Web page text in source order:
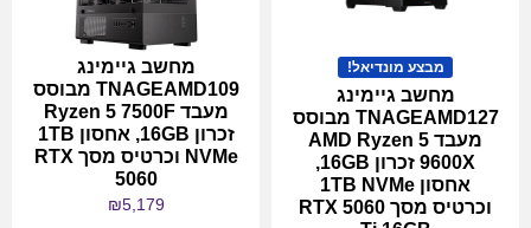
מבצע מונדיאל!
מחשב גיימינג
TNAGEAMD127 מבוסס
מעבד AMD Ryzen 5
9600X זכרון 16GB,
אחסון 1TB NVMe
וכרטיס מסך RTX 5060
מחשב גיימינג
TNAGEAMD109 מבוסס
מעבד Ryzen 5 7500F
זכרון 16GB, אחסון 1TB
NVMe וכרטיס מסך RTX
5060
₪5,179